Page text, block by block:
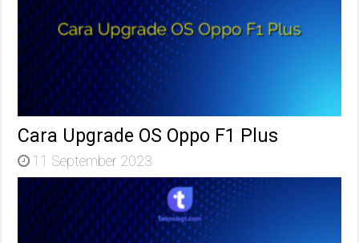
Cara Upgrade OS Oppo F1 Plus
11 September 2023